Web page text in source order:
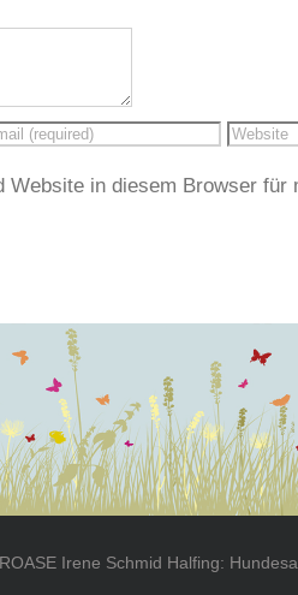
Website in diesem Browser
Irene Schmid Halfing: